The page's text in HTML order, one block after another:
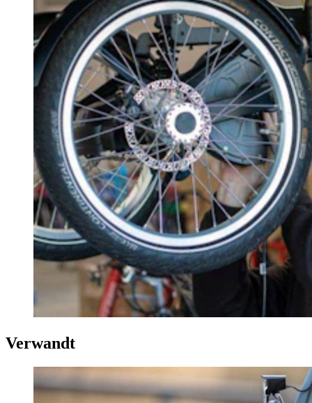
Verwandt